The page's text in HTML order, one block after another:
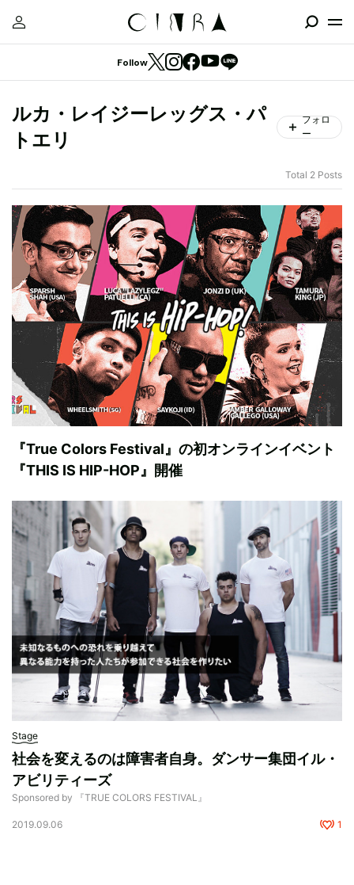
Follow
ルカ・レイジーレッグス・パ
トエリ
フォロ
ー
Total 2 Posts
『True Colors Festival』の初オンラインイベント
『THIS IS HIP-HOP』開催
Stage
社会を変えるのは障害者自身。ダンサー集団イル・
アビリティーズ
Sponsored by 『TRUE COLORS FESTIVAL』
2019.09.06 1